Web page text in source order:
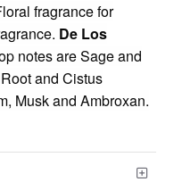
fragrance for
De Los
notes are Sage and
and Cistus
Musk and Ambroxan.